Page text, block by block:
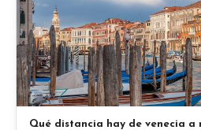
Qué distancia hay de venecia a